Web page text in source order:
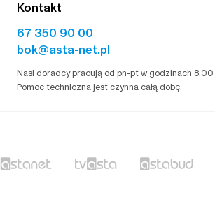
Kontakt
67 350 90 00
bok@asta-net.pl
Nasi doradcy pracują od pn-pt w godzinach 8:00
Pomoc techniczna jest czynna całą dobę.